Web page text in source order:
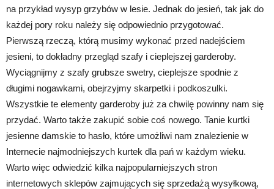
na przykład wysyp grzybów w lesie. Jednak do jesień, tak jak do
każdej pory roku należy się odpowiednio przygotować.
Pierwszą rzeczą, którą musimy wykonać przed nadejściem
jesieni, to dokładny przegląd szafy i cieplejszej garderoby.
Wyciągnijmy z szafy grubsze swetry, cieplejsze spodnie z
długimi nogawkami, obejrzyjmy skarpetki i podkoszulki.
Wszystkie te elementy garderoby już za chwilę powinny nam się
przydać. Warto także zakupić sobie coś nowego. Tanie kurtki
jesienne damskie to hasło, które umożliwi nam znalezienie w
Internecie najmodniejszych kurtek dla pań w każdym wieku.
Warto więc odwiedzić kilka najpopularniejszych stron
internetowych sklepów zajmujących się sprzedażą wysyłkową,